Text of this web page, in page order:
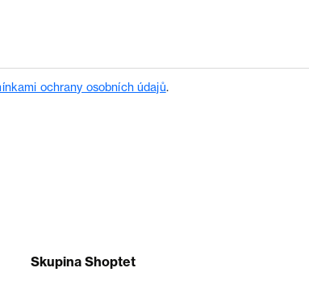
ochrany osobních údajů.
Skupina Shoptet